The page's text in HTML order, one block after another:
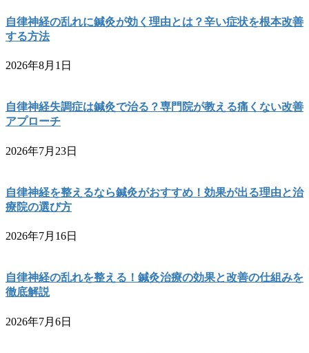
自律神経の乱れに鍼灸が効く理由とは？辛い症状を根本改善
する方法
2026年8月1日
自律神経失調症は鍼灸で治る？専門院が教える痛くない改善
アプローチ
2026年7月23日
自律神経を整えるなら鍼灸がおすすめ！効果が出る理由と治
療院の選び方
2026年7月16日
自律神経の乱れを整える！鍼灸治療の効果と改善の仕組みを
徹底解説
2026年7月6日